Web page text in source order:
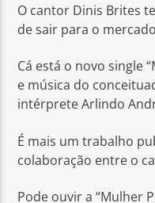
Rádio No ar
O cantor Dinis Brites
de sair para o
Cá está o novo single
e música do
intérprete Arlindo
É mais um trabalho
colaboração entre o
Pode ouvir a “Mulher